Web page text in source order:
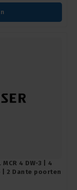
4 DW-3 | 4
| 2 Dante poorten